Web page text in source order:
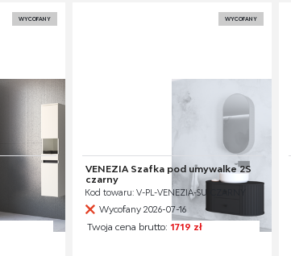
WYCOFANY WYCOFANY
VENEZIA Szafka pod umywalke 2S
czarny
Kod towaru: V-PL-VENEZIA-SU-CZARNY
Wycofany 2026-07-16
Twoja cena brutto: 1719 zł